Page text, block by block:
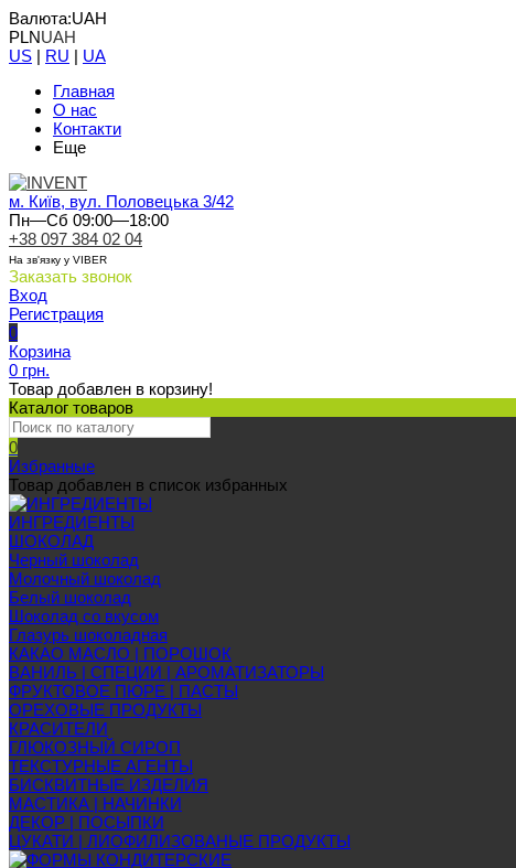
Валюта:UAH
PLNUAH
US | RU | UA
Главная
О нас
Контакти
Еще
м. Київ, вул. Половецька 3/42
Пн—Сб 09:00—18:00
+38 097 384 02 04
На зв'язку у VIBER
Заказать звонок
Вход
Регистрация
0
Корзина
0 грн.
Товар добавлен в корзину!
Каталог товаров
0
Избранные
Товар добавлен в список избранных
ИНГРЕДИЕНТЫ
ШОКОЛАД
Черный шоколад
Молочный шоколад
Белый шоколад
Шоколад со вкусом
Глазурь шоколадная
КАКАО МАСЛО | ПОРОШОК
ВАНИЛЬ | СПЕЦИИ | АРОМАТИЗАТОРЫ
ФРУКТОВОЕ ПЮРЕ | ПАСТЫ
ОРЕХОВЫЕ ПРОДУКТЫ
КРАСИТЕЛИ
ГЛЮКОЗНЫЙ СИРОП
ТЕКСТУРНЫЕ АГЕНТЫ
БИСКВИТНЫЕ ИЗДЕЛИЯ
МАСТИКА | НАЧИНКИ
ДЕКОР | ПОСЫПКИ
ЦУКАТИ | ЛИОФИЛИЗОВАНЫЕ ПРОДУКТЫ